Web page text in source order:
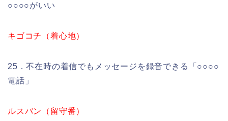
○○○○がいい
キゴコチ（着心地）
25．不在時の着信でもメッセージを録音できる「○○○○
電話」
ルスバン（留守番）